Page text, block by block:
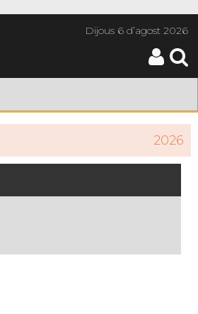
Dijous6 d’agost 2026
2026